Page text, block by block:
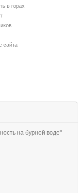
в горах
сайта
на бурной воде"